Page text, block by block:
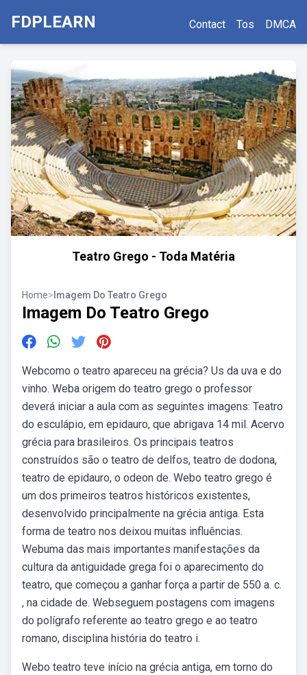
FDPLEARN Contact Tos DMCA
Teatro Grego - Toda Matéria
Home> Imagem Do Teatro Grego
Imagem Do Teatro Grego
Webcomo o teatro apareceu na grécia? Us da uva e do
vinho. Weba origem do teatro grego o professor
deverá iniciar a aula com as seguintes imagens: Teatro
do esculápio, em epidauro, que abrigava 14 mil. Acervo
grécia para brasileiros. Os principais teatros
construídos são o teatro de delfos, teatro de dodona,
teatro de epidauro, o odeon de. Webo teatro grego é
um dos primeiros teatros históricos existentes,
desenvolvido principalmente na grécia antiga. Esta
forma de teatro nos deixou muitas influências.
Webuma das mais importantes manifestações da
cultura da antiguidade grega foi o aparecimento do
teatro, que começou a ganhar força a partir de 550 a. c.
, na cidade de. Webseguem postagens com imagens
do polígrafo referente ao teatro grego e ao teatro
romano, disciplina história do teatro i.
Webo teatro teve início na grécia antiga, em torno do